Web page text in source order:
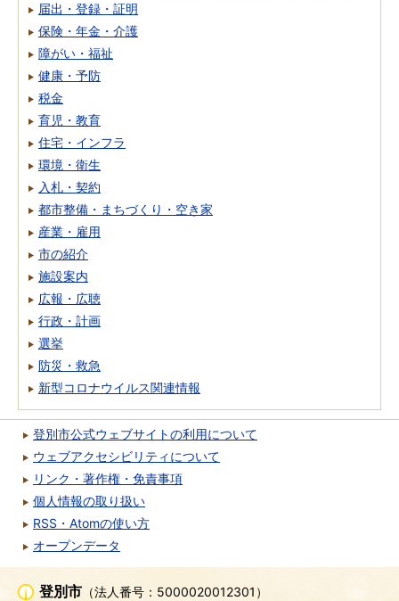
届出・登録・証明
保険・年金・介護
障がい・福祉
健康・予防
税金
育児・教育
住宅・インフラ
環境・衛生
入札・契約
都市整備・まちづくり・空き家
産業・雇用
市の紹介
施設案内
広報・広聴
行政・計画
選挙
防災・救急
新型コロナウイルス関連情報
登別市公式ウェブサイトの利用について
ウェブアクセシビリティについて
リンク・著作権・免責事項
個人情報の取り扱い
RSS・Atomの使い方
オープンデータ
登別市 （法人番号：5000020012301）